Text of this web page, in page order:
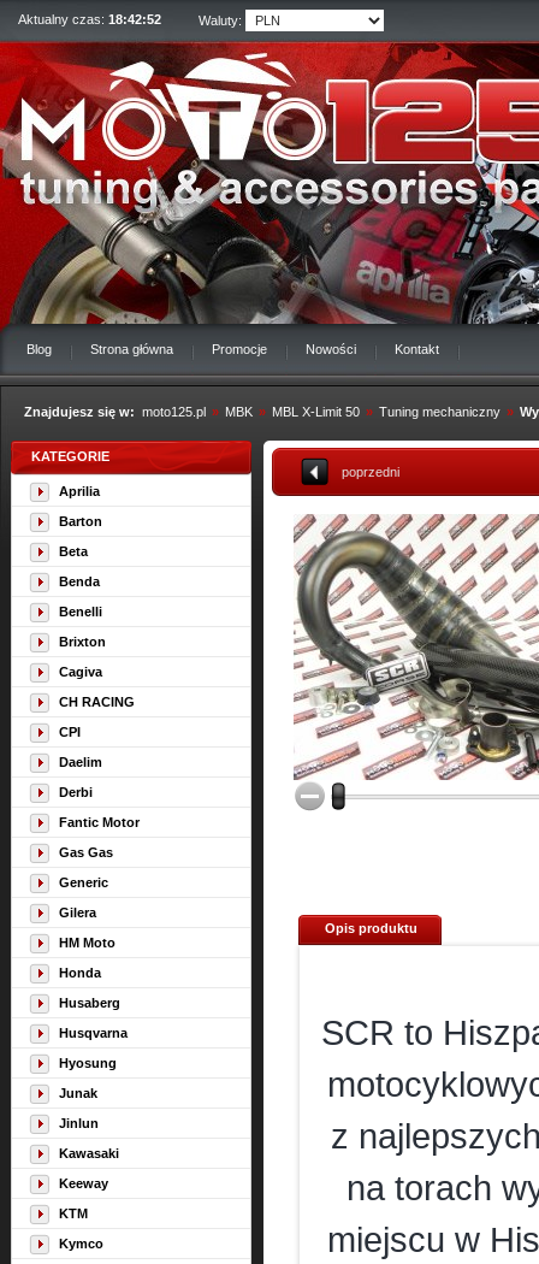
Aktualny czas: 18:42:52 Waluty:
Blog Strona główna Promocje Nowości Kontakt
Znajdujesz się w: moto125.pl » MBK » MBL X-Limit 50 » Tuning mechaniczny »
KATEGORIE
Aprilia
Barton
Beta
Benda
Benelli
Brixton
Cagiva
CH RACING
CPI
Daelim
Derbi
Fantic Motor
Gas Gas
Generic
Gilera
HM Moto
Honda
Husaberg
Husqvarna
Hyosung
Junak
Jinlun
Kawasaki
Keeway
KTM
Kymco
poprzedni
Opis produktu
SCR to
z
na torach
miejscu w